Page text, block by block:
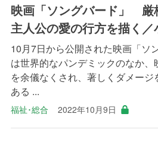
映画「ソングバード」 厳
主人公の愛の行方を描く／
10月7日から公開された映画「ソ
は世界的なパンデミックのなか
を余儀なくされ、著しくダメー
ある ...
福祉･総合 2022年10月9日